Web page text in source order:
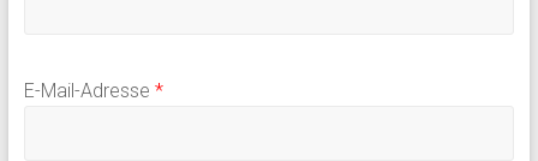
E-Mail-Adresse *